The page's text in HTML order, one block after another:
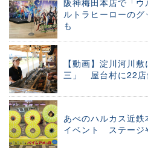
ルトラヒーローの
も
【動画】淀川河川
三」 屋台村に22店
あべのハルカス近鉄
イベント ステージ